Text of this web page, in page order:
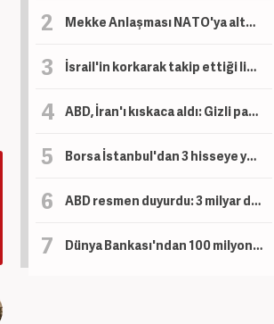
Mekke Anlaşması NATO'ya alternatif bir yapı değil!
İsrail'in korkarak takip ettiği liste! İşte dünyanın en güçlü İslam orduları...
ABD, İran'ı kıskaca aldı: Gizli para ağı deşifre oldu!
Borsa İstanbul'dan 3 hisseye yeni tedbir kararı
ABD resmen duyurdu: 3 milyar dolar yatırım yapacaklar!
Dünya Bankası'ndan 100 milyon dolarlık hibe! Artık eskisi gibi olmayacak